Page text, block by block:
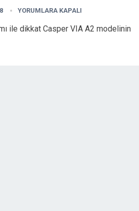
YORUMLARA KAPALI
ile dikkat Casper VIA A2 modelinin